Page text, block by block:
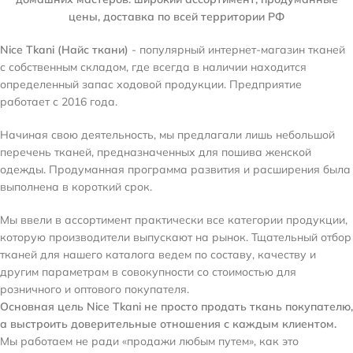
цены, доставка по всей территории РФ
Nice Tkani (Найс ткани) - популярный интернет-магазин тканей
с собственным складом, где всегда в наличии находится
определенный запас ходовой продукции. Предприятие
работает с 2016 года.
Начиная свою деятельность, мы предлагали лишь небольшой
перечень тканей, предназначенных для пошива женской
одежды. Продуманная программа развития и расширения была
выполнена в короткий срок.
Мы ввели в ассортимент практически все категории продукции,
которую производители выпускают на рынок. Тщательный отбор
тканей для нашего каталога ведем по составу, качеству и
другим параметрам в совокупности со стоимостью для
розничного и оптового покупателя.
Основная цель Nice Tkani не просто продать ткань покупателю,
а выстроить доверительные отношения с каждым клиентом.
Мы работаем не ради «продажи любым путем», как это